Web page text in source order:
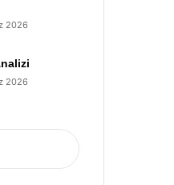
2026
2026